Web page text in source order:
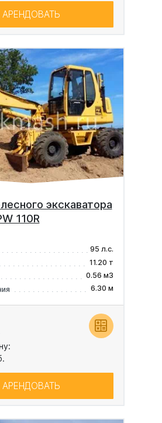
АРЕНДОВАТЬ
экскаватора
110R
95 л.с.
11.20 т
0.56 м3
6.30 м
АРЕНДОВАТЬ